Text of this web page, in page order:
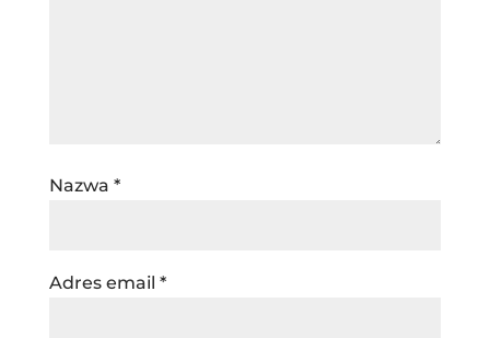
Nazwa *
Adres email *